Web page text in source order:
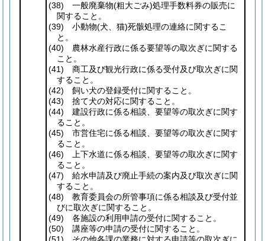
(38) 一般廃棄物(粗大ごみ)処理手数料券の販売に
関すること。
(39) 小動物(犬、猫)死骸処理の連絡に関するこ
と。
(40) 農林水産行政に係る要望等の取次ぎに関する
こと。
(41) 商工及び観光行政に係る受付及び取次ぎに関
すること。
(42) 飼い犬の登録受付に関すること。
(43) 捨て犬の対応に関すること。
(44) 建設行政に係る相談、要望等の取次ぎに関す
ること。
(45) 市営住宅に係る相談、要望等の取次ぎに関す
ること。
(46) 上下水道に係る相談、要望等の取次ぎに関す
ること。
(47) 給水申請及び廃止手続の案内及び取次ぎに関
すること。
(48) 教育委員会の所管事項に係る相談及び受付並
びに取次ぎに関すること。
(49) 各施設の利用申請の受付に関すること。
(50) 講座等の申請の受付に関すること。